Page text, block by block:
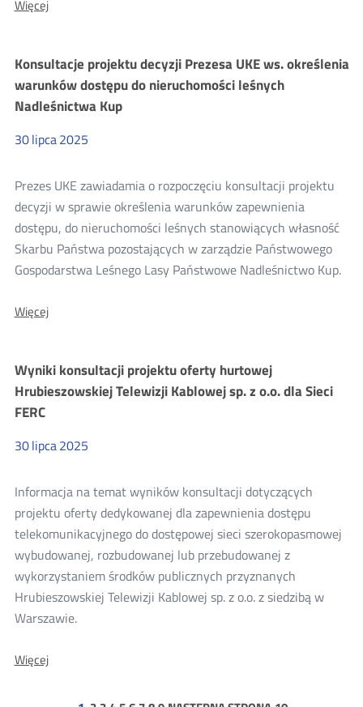
WięcejO:
Starosty
Wadowickiego
znak:
NGK.6821.1.77.2024
Konsultacje projektu decyzji Prezesa UKE ws. określenia
warunków dostępu do nieruchomości leśnych
Nadleśnictwa Kup
30lipca2025
Prezes UKE zawiadamia o rozpoczęciu konsultacji projektu
decyzji w sprawie określenia warunków zapewnienia
dostępu, do nieruchomości leśnych stanowiących własność
Skarbu Państwa pozostających w zarządzie Państwowego
Gospodarstwa Leśnego Lasy Państwowe Nadleśnictwo Kup.
WięcejO:
Prezesa
ws.
dostępu
do
leśnych
Nadleśnictwa
Kup
Wyniki konsultacji projektu oferty hurtowej
Hrubieszowskiej Telewizji Kablowej sp. z o.o. dla Sieci
FERC
30lipca2025
Informacja na temat wyników konsultacji dotyczących
projektu oferty dedykowanej dla zapewnienia dostępu
telekomunikacyjnego do dostępowej sieci szerokopasmowej
wybudowanej, rozbudowanej lub przebudowanej z
wykorzystaniem środków publicznych przyznanych
Hrubieszowskiej Telewizji Kablowej sp. z o.o. z siedzibą w
Warszawie.
WięcejO:
projektu